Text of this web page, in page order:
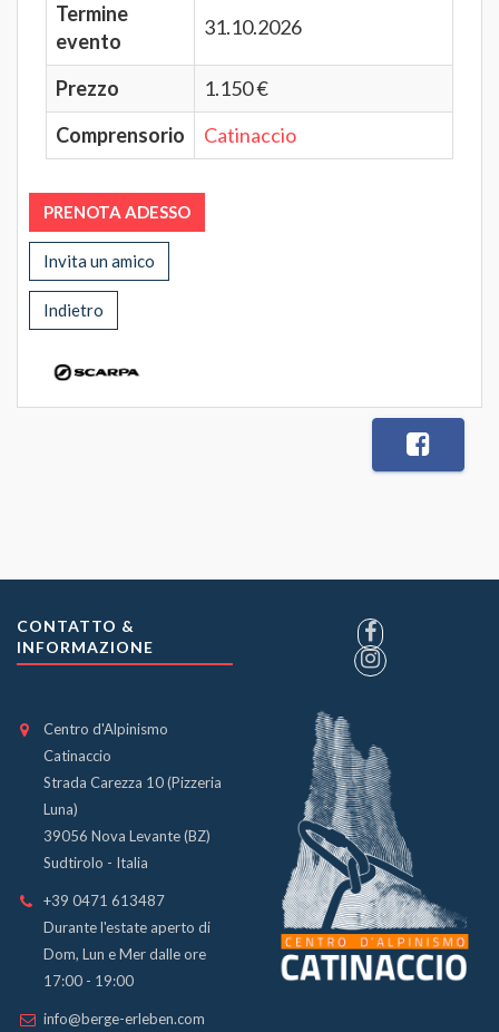
Termine
evento
31.10.2026
Prezzo
1.150 €
Comprensorio
Catinaccio
PRENOTA ADESSO
Invita un amico
Indietro
CONTATTO &
INFORMAZIONE
Centro d'Alpinismo
Catinaccio
Strada Carezza 10 (Pizzeria
Luna)
39056 Nova Levante (BZ)
Sudtirolo - Italia
+39 0471 613487
Durante l'estate aperto di
Dom, Lun e Mer dalle ore
17:00 - 19:00
info@berge-erleben.com